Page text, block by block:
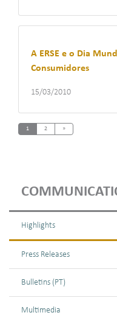
Highlights
Press Releases
Bulletins (PT)
Multimedia
A ERSE e o Dia
Consumidores
15/03/2010
1 2 »Next